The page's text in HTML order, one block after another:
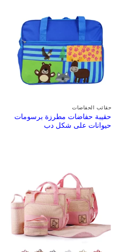
حقائب الحفاضات
حقيبة حفاضات مطرزة برسومات
حيوانات على شكل دب